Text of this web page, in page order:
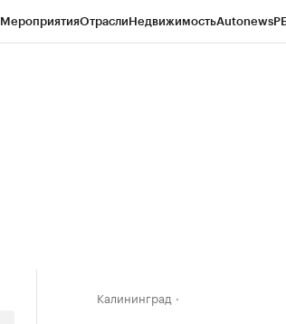
МероприятияОтраслиНедвижимостьAutonews
Калининград